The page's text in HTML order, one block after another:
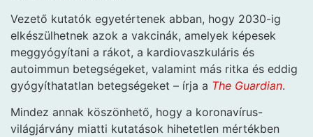
Vezető kutatók egyetértenek abban, hogy 2030-ig
elkészülhetnek azok a vakcinák, amelyek képesek
meggyógyítani a rákot, a kardiovaszkuláris és
autoimmun betegségeket, valamint más ritka és eddig
gyógyíthatatlan betegségeket – írja a The Guardian.
Mindez annak köszönhető, hogy a koronavírus-
világjárvány miatti kutatások hihetetlen mértékben